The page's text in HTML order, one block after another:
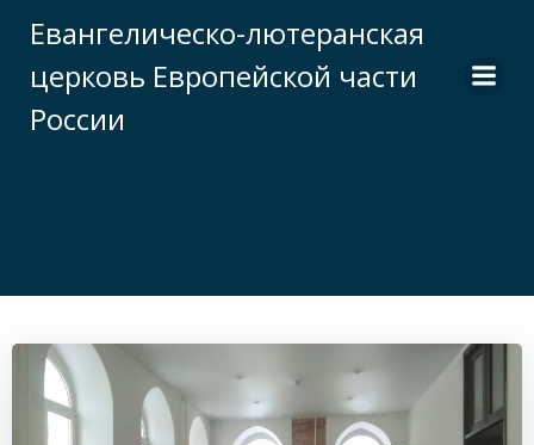
к
содержимому
Евангелическо-лютеранская
церковь Европейской части
России